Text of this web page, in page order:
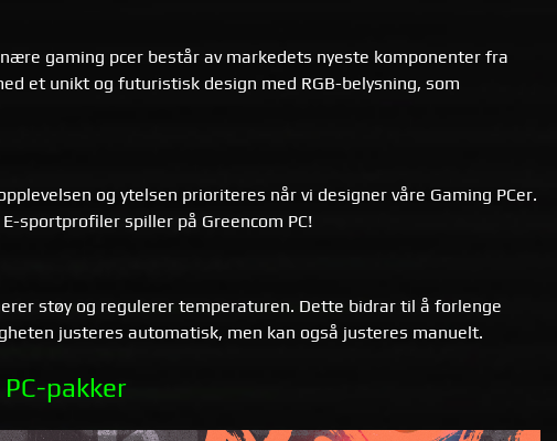
gaming pcer består av markedets nyeste komponenter fra
et unikt og futuristisk design med RGB-belysning, som
og ytelsen prioriteres når vi designer våre Gaming PCer.
sportprofiler spiller på Greencom PC!
støy og regulerer temperaturen. Dette bidrar til å forlenge
justeres automatisk, men kan også justeres manuelt.
pakker